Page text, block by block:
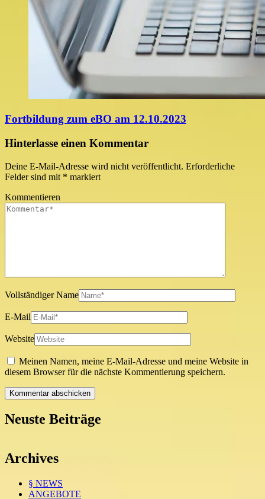
Fortbildung zum eBO am 12.10.2023
Hinterlasse einen Kommentar
Deine E-Mail-Adresse wird nicht veröffentlicht. Erforderliche
Felder sind mit * markiert
Kommentieren
Vollständiger Name
E-Mail
Website
Meinen Namen, meine E-Mail-Adresse und meine Website in
diesem Browser für die nächste Kommentierung speichern.
Neuste Beiträge
Archives
§ NEWS
ANGEBOTE